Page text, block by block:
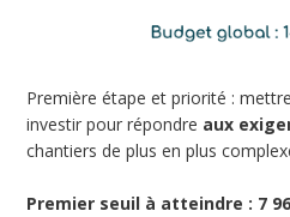
Première étape et priorité :
investir pour répondre aux
chantiers de plus en plus
Premier seuil à atteindre : 7